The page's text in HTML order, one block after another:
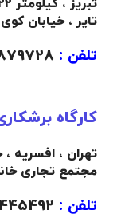
تایر ، خیابان
تلفن :
کارگاه
تهران ، افسریه
مجتمع تجاری
تلفن :